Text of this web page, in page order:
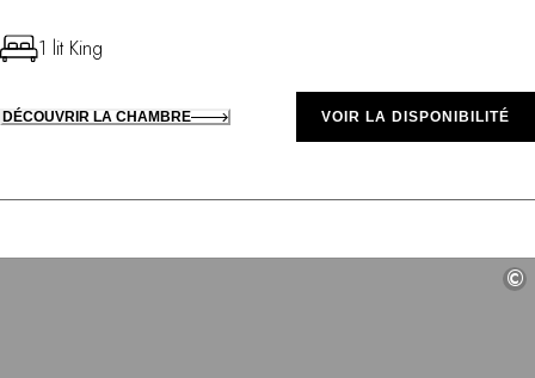
1 lit King
DÉCOUVRIR LA CHAMBRE VOIR LA DISPONIBILITÉ
©